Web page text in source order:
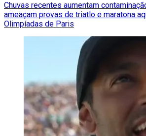
Chuvas recentes aumentam
ameaçam provas de triatlo e maratona
Olimpíadas de Paris